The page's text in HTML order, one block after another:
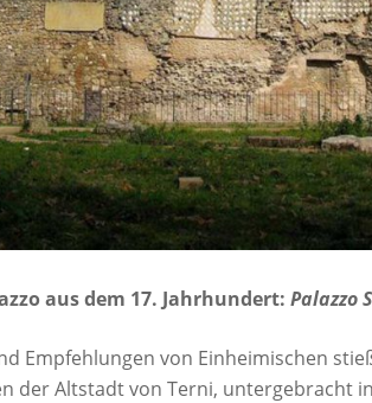
aus dem 17. Jahrhundert: Palazzo
Empfehlungen von Einheimischen
der Altstadt von Terni, untergebracht